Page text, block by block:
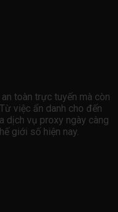
toàn trực tuyến mà còn
việc ẩn danh cho đến
dịch vụ proxy ngày càng
giới số hiện nay.